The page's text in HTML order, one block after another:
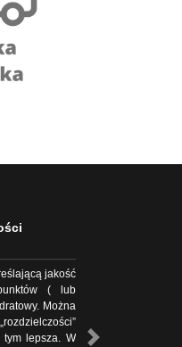
jakość
( lub
Można
lepsza. W